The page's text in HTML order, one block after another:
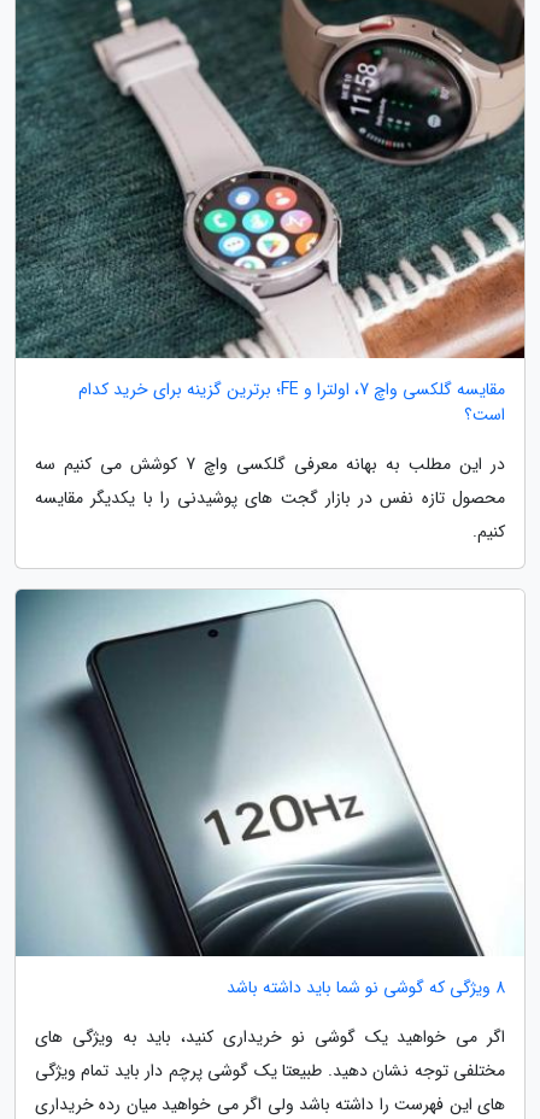
مقایسه گلکسی واچ 7، اولترا و FE؛ برترین گزینه برای خرید کدام
است؟
در این مطلب به بهانه معرفی گلکسی واچ 7 کوشش می کنیم سه
محصول تازه نفس در بازار گجت های پوشیدنی را با یکدیگر مقایسه
کنیم.
8 ویژگی که گوشی نو شما باید داشته باشد
اگر می خواهید یک گوشی نو خریداری کنید، باید به ویژگی های
مختلفی توجه نشان دهید. طبیعتا یک گوشی پرچم دار باید تمام ویژگی
های این فهرست را داشته باشد ولی اگر می خواهید میان رده خریداری